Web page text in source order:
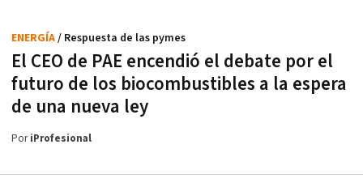
El CEO de PAE encendió el debate por el
futuro de los biocombustibles a la espera
de una nueva ley
ENERGÍA/ Respuesta de las pymes
PoriProfesional